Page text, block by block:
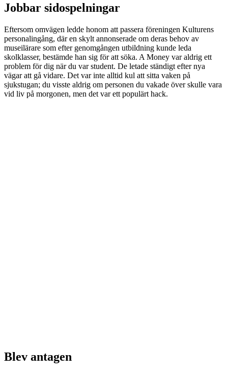
Jobbar sidospelningar
Eftersom omvägen ledde honom att passera föreningen Kulturens
personalingång, där en skylt annonserade om deras behov av
museilärare som efter genomgången utbildning kunde leda
skolklasser, bestämde han sig för att söka. A Money var aldrig ett
problem för dig när du var student. De letade ständigt efter nya
vägar att gå vidare. Det var inte alltid kul att sitta vaken på
sjukstugan; du visste aldrig om personen du vakade över skulle vara
vid liv på morgonen, men det var ett populärt hack.
Blev antagen